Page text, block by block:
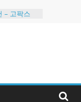
– 고팍스
멤버십 현
2